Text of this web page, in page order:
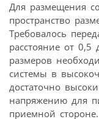
Для размещения
пространство
Требовалось
расстояние от
размеров
системы в
достаточно
напряжению для
приемной